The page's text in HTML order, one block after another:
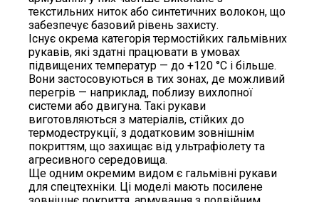
текстильних ниток або синтетичних волокон, що
забезпечує базовий рівень захисту.
Існує окрема категорія термостійких гальмівних
рукавів, які здатні працювати в умовах
підвищених температур — до +120 °C і більше.
Вони застосовуються в тих зонах, де можливий
перегрів — наприклад, поблизу вихлопної
системи або двигуна. Такі рукави
виготовляються з матеріалів, стійких до
термодеструкції, з додатковим зовнішнім
покриттям, що захищає від ультрафіолету та
агресивного середовища.
Ще одним окремим видом є гальмівні рукави
для спецтехніки. Ці моделі мають посилене